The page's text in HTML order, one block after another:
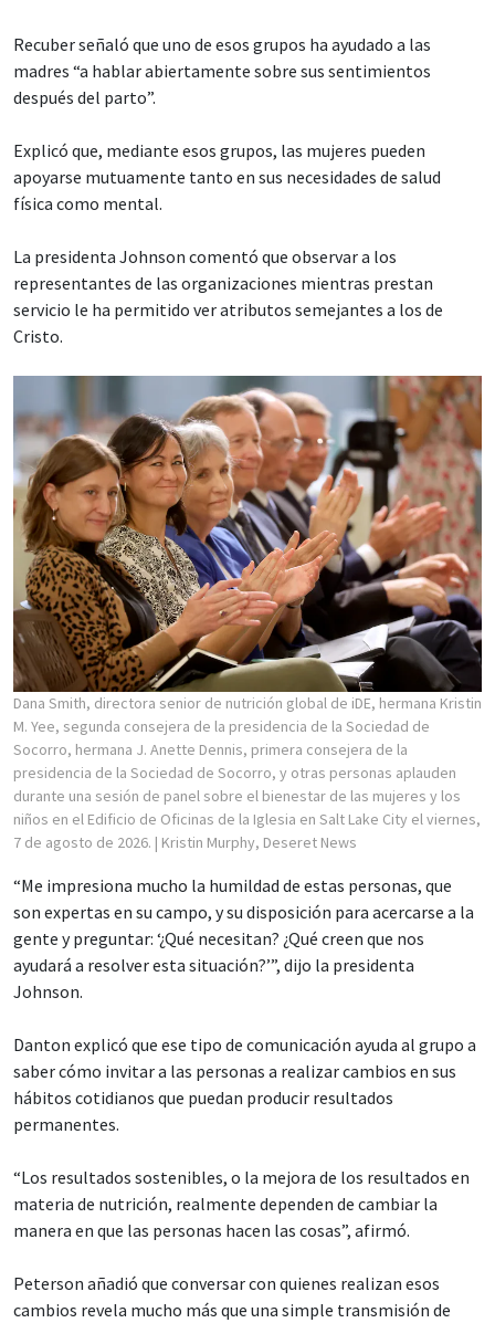
Recuber señaló que uno de esos grupos ha ayudado a las
madres “a hablar abiertamente sobre sus sentimientos
después del parto”.
Explicó que, mediante esos grupos, las mujeres pueden
apoyarse mutuamente tanto en sus necesidades de salud
física como mental.
La presidenta Johnson comentó que observar a los
representantes de las organizaciones mientras prestan
servicio le ha permitido ver atributos semejantes a los de
Cristo.
Dana Smith, directora senior de nutrición global de iDE, hermana Kristin
M. Yee, segunda consejera de la presidencia de la Sociedad de
Socorro, hermana J. Anette Dennis, primera consejera de la
presidencia de la Sociedad de Socorro, y otras personas aplauden
durante una sesión de panel sobre el bienestar de las mujeres y los
niños en el Edificio de Oficinas de la Iglesia en Salt Lake City el viernes,
7 de agosto de 2026. | Kristin Murphy, Deseret News
“Me impresiona mucho la humildad de estas personas, que
son expertas en su campo, y su disposición para acercarse a la
gente y preguntar: ‘¿Qué necesitan? ¿Qué creen que nos
ayudará a resolver esta situación?’”, dijo la presidenta
Johnson.
Danton explicó que ese tipo de comunicación ayuda al grupo a
saber cómo invitar a las personas a realizar cambios en sus
hábitos cotidianos que puedan producir resultados
permanentes.
“Los resultados sostenibles, o la mejora de los resultados en
materia de nutrición, realmente dependen de cambiar la
manera en que las personas hacen las cosas”, afirmó.
Peterson añadió que conversar con quienes realizan esos
cambios revela mucho más que una simple transmisión de